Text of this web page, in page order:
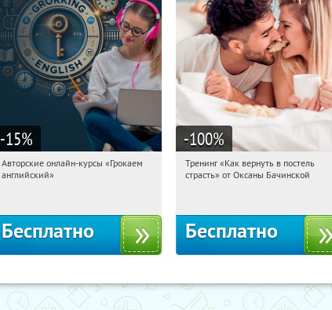
-15%
20:52:46 Получили:
Авторские онлайн-курсы «Грокаем
английский»
Бесплатно
-100%
20:52:46 Получили:
Тренинг «Как вернуть в постель
страсть» от Оксаны Бачинской
Бесплатно